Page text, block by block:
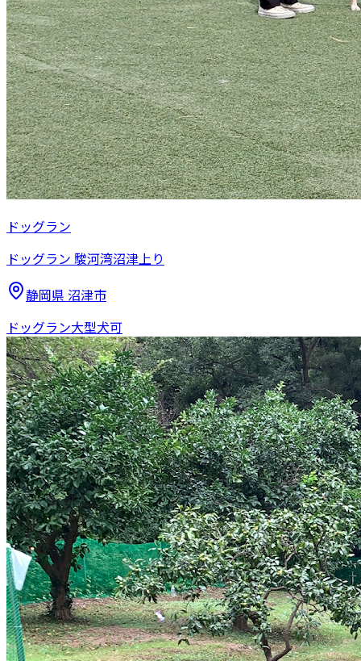
ドッグラン
ドッグラン 駿河湾沼津上り
静岡県 沼津市
ドッグラン大型犬可